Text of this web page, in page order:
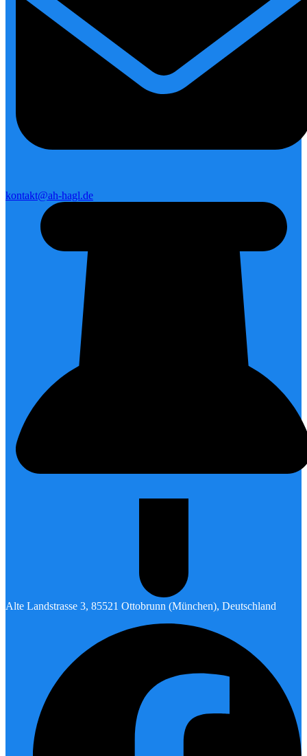
kontakt@ah-hagl.de
Alte Landstrasse 3, 85521 Ottobrunn (München), Deutschland